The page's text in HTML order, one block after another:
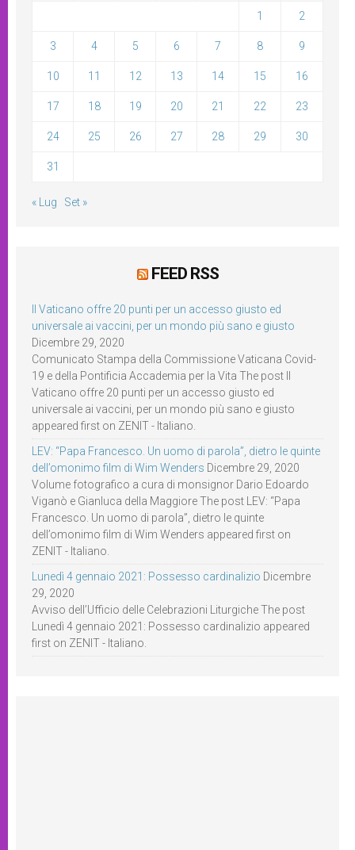
1 2
3 4 5 6 7 8 9
10 11 12 13 14 15 16
17 18 19 20 21 22 23
24 25 26 27 28 29 30
31
« Lug Set »
FEED RSS
Il Vaticano offre 20 punti per un accesso giusto ed
universale ai vaccini, per un mondo più sano e giusto
Dicembre 29, 2020
Comunicato Stampa della Commissione Vaticana Covid-
19 e della Pontificia Accademia per la Vita The post Il
Vaticano offre 20 punti per un accesso giusto ed
universale ai vaccini, per un mondo più sano e giusto
appeared first on ZENIT - Italiano.
LEV: “Papa Francesco. Un uomo di parola”, dietro le quinte
dell’omonimo film di Wim Wenders Dicembre 29, 2020
Volume fotografico a cura di monsignor Dario Edoardo
Viganò e Gianluca della Maggiore The post LEV: “Papa
Francesco. Un uomo di parola”, dietro le quinte
dell’omonimo film di Wim Wenders appeared first on
ZENIT - Italiano.
Lunedì 4 gennaio 2021: Possesso cardinalizio Dicembre
29, 2020
Avviso dell’Ufficio delle Celebrazioni Liturgiche The post
Lunedì 4 gennaio 2021: Possesso cardinalizio appeared
first on ZENIT - Italiano.